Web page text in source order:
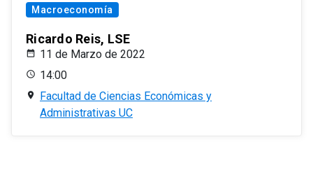
Macroeconomía
Ricardo Reis, LSE
11 de Marzo de 2022
14:00
Facultad de Ciencias Económicas y
Administrativas UC